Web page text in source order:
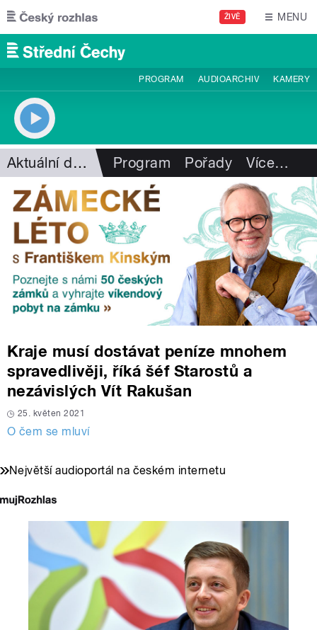
Přejít k hlavnímu obsahu
ŽIVĚ MENU
PROGRAM AUDIOARCHIV KAMERY
Aktuální dění Program Pořady Více…
Kraje musí dostávat peníze mnohem
spravedlivěji, říká šéf Starostů a
nezávislých Vít Rakušan
25. květen 2021
O čem se mluví
Největší audioportál na českém internetu